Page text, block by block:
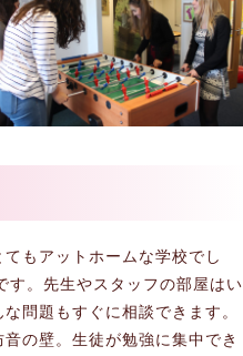
もアットホームな学校でし
す。先生やスタッフの部屋はい
問題もすぐに相談できます。
の壁。生徒が勉強に集中でき